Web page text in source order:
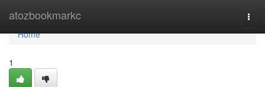
atozbookmarkc
Home
Home
1